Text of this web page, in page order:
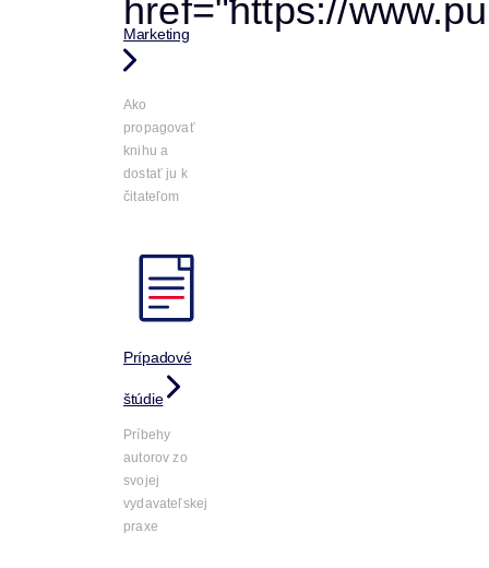
Marketing
Ako
propagovať
knihu a
dostať ju k
čitateľom
Prípadové
štúdie
Príbehy
autorov zo
svojej
vydavateľskej
praxe